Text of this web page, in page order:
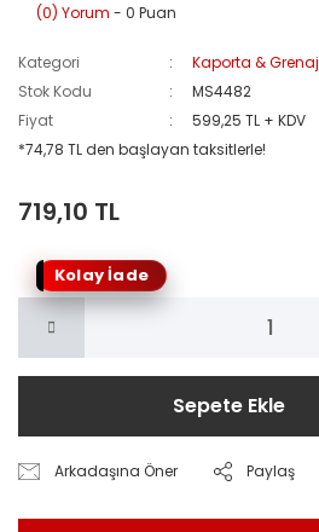
(0) Yorum - 0 Puan
Kategori
Kaporta & Grenaj
Stok Kodu
MS4482
Fiyat
599,25 TL + KDV
*74,78 TL den başlayan taksitlerle!
719,10 TL
Kolay İade
Sepete Ekle
Arkadaşına Öner Paylaş